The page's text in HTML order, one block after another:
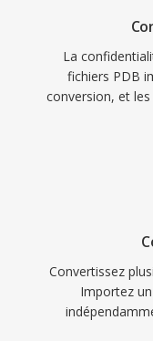
La
fichiers PDB
conversion, et
Convertissez
Importez